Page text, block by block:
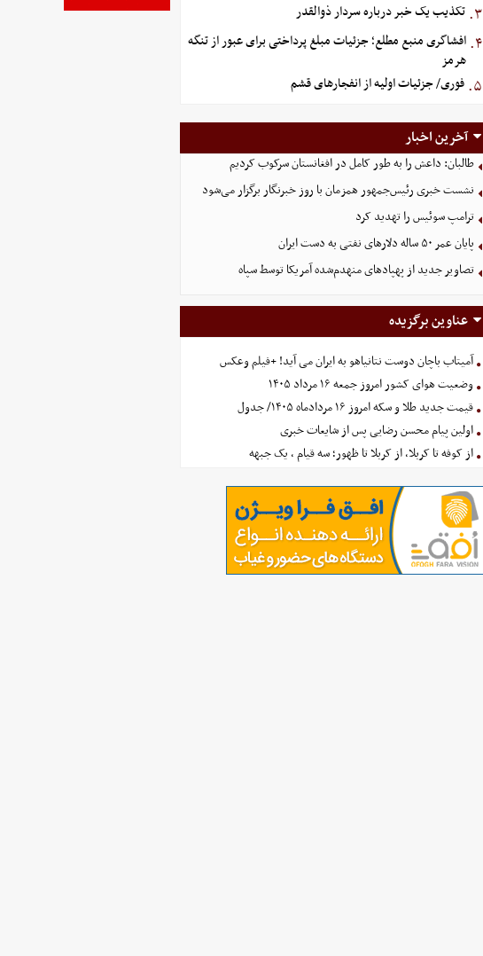
۳. تکذیب یک خبر درباره سردار ذوالقدر
۴. افشاگری منبع مطلع؛ جزئیات مبلغ پرداختی برای عبور از تنگه
هرمز
۵. فوری/ جزئیات اولیه از انفجارهای قشم
آخرین اخبار
طالبان: داعش را به طور کامل در افغانستان سرکوب کردیم
نشست خبری رئیس‌جمهور همزمان با روز خبرنگار برگزار می‌شود
ترامپ سوئیس را تهدید کرد
پایان عمر ۵۰ ساله دلارهای نفتی به دست ایران
تصاویر جدید از پهپادهای منهدم‌شده آمریکا توسط سپاه
عناوین برگزیده
آمیتاب باچان دوست نتانیاهو به ایران می آید! +فیلم وعکس
وضعیت هوای کشور امروز جمعه ۱۶ مرداد ۱۴۰۵
قیمت جدید طلا و سکه امروز ۱۶ مردادماه ۱۴۰۵/ جدول
اولین پیام محسن رضایی پس از شایعات خبری
از کوفه تا کربلا، از کربلا تا ظهور؛ سه قیام ، یک جبهه